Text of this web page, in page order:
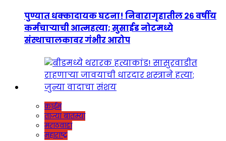
पुण्यात धक्कादायक घटना! निवारागृहातील २६ वर्षीय
कर्मचाऱ्याची आत्महत्या; सुसाईड नोटमध्ये
संस्थाचालकावर गंभीर आरोप
क्राईम
ताज्या बातम्या
मराठवाडा
महाराष्ट्र